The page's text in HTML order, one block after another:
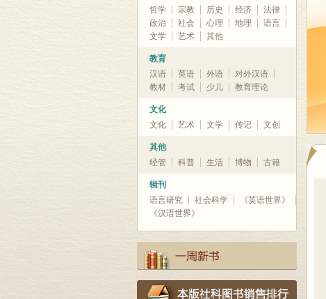
哲学
宗教 历史 经济
法律
政治
社会 心理 地理
语言
文学
艺术 其他
教育
汉语
英语 外语
对外汉语
教材
考试 少儿 教育理论
文化
文化
艺术 文学 传记 文创
其他
经管
科普 生活 博物 古籍
辑刊
语言研究
社会科学
《英语世界》
《汉语世界》